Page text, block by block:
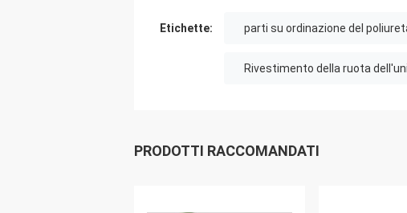
Etichette: parti su ordinazione del
Rivestimento della ruota
PRODOTTI RACCOMANDATI